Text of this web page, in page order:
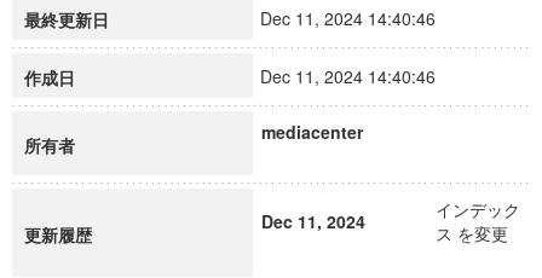
最終更新日 Dec 11, 2024 14:40:46
作成日 Dec 11, 2024 14:40:46
所有者
mediacenter
更新履歴
Dec 11, 2024
インデック
ス を変更